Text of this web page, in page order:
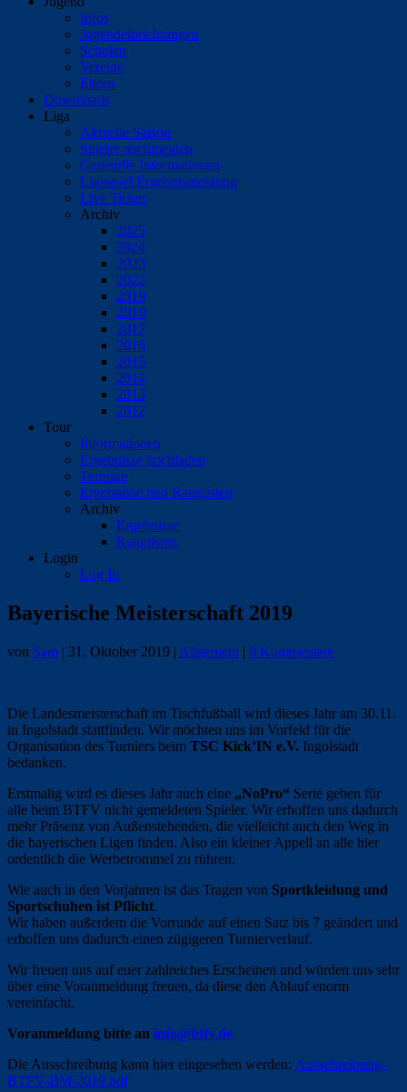
Infos
Jugendeinrichtungen
Schulen
Vereine
Eltern
Downloads
Liga
Aktuelle Saison
Spieler nachmelden
Generelle Informationen
Ligaspiel Ergebnismeldung
Live Ticker
Archiv
2025
2024
2023
2022
2019
2018
2017
2016
2015
2014
2013
2012
Tour
Informationen
Ergebnisse hochladen
Termine
Ergebnisse und Ranglisten
Archiv
Ergebnisse
Ranglisten
Login
Log In
Bayerische Meisterschaft 2019
von Sam | 31. Oktober 2019 | Allgemein | 0 Kommentare
Die Landesmeisterschaft im Tischfußball wird dieses Jahr am 30.11.
in Ingolstadt stattfinden. Wir möchten uns im Vorfeld für die
Organisation des Turniers beim TSC Kick’IN e.V. Ingolstadt
bedanken.
Erstmalig wird es dieses Jahr auch eine „NoPro“ Serie geben für
alle beim BTFV nicht gemeldeten Spieler. Wir erhoffen uns dadurch
mehr Präsenz von Außenstehenden, die vielleicht auch den Weg in
die bayerischen Ligen finden. Also ein kleiner Appell an alle hier
ordentlich die Werbetrommel zu rühren.
Wie auch in den Vorjahren ist das Tragen von Sportkleidung und
Sportschuhen ist Pflicht.
Wir haben außerdem die Vorrunde auf einen Satz bis 7 geändert und
erhoffen uns dadurch einen zügigeren Turnierverlauf.
Wir freuen uns auf euer zahlreiches Erscheinen und würden uns sehr
über eine Voranmeldung freuen, da diese den Ablauf enorm
vereinfacht.
Voranmeldung bitte an info@btfv.de
Die Ausschreibung kann hier eingesehen werden: Ausschreibung-
BTFV-BM-2019.pdf